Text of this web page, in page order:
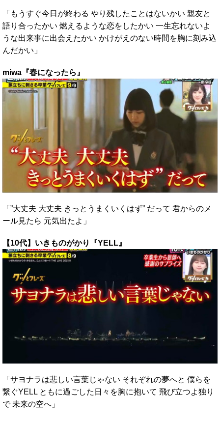
「もうすぐ今日が終わる やり残したことはないかい 親友と
語り合ったかい 燃えるような恋をしたかい 一生忘れないよ
うな出来事に出会えたかい かけがえのない時間を胸に刻み込
んだかい」
miwa『春になったら』
「”大丈夫 大丈夫 きっとうまくいくはず” だって 君からのメ
ール見たら 元気出たよ」
【10代】いきものがかり『YELL』
「サヨナラは悲しい言葉じゃない それぞれの夢へと 僕らを
繋ぐYELL ともに過ごした日々を胸に抱いて 飛び立つよ独り
で 未来の空へ」